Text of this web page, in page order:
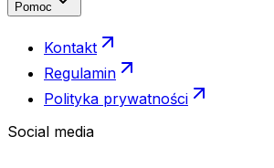
Pomoc
Kontakt
Regulamin
Polityka prywatności
Social media